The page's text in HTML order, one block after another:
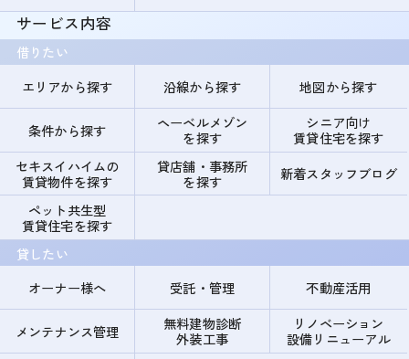
サービス内容
借りたい
エリアから探す
沿線から探す 地図から探す
条件から探す
ヘーベルメゾン
を探す
シニア向け
賃貸住宅を探す
セキスイハイムの
賃貸物件を探す
貸店舗・事務所
を探す
新着スタッフブログ
ペット共生型
賃貸住宅を探す
貸したい
オーナー様へ
受託・管理 不動産活用
メンテナンス管理
無料建物診断
外装工事
リノベーション
設備リニューアル